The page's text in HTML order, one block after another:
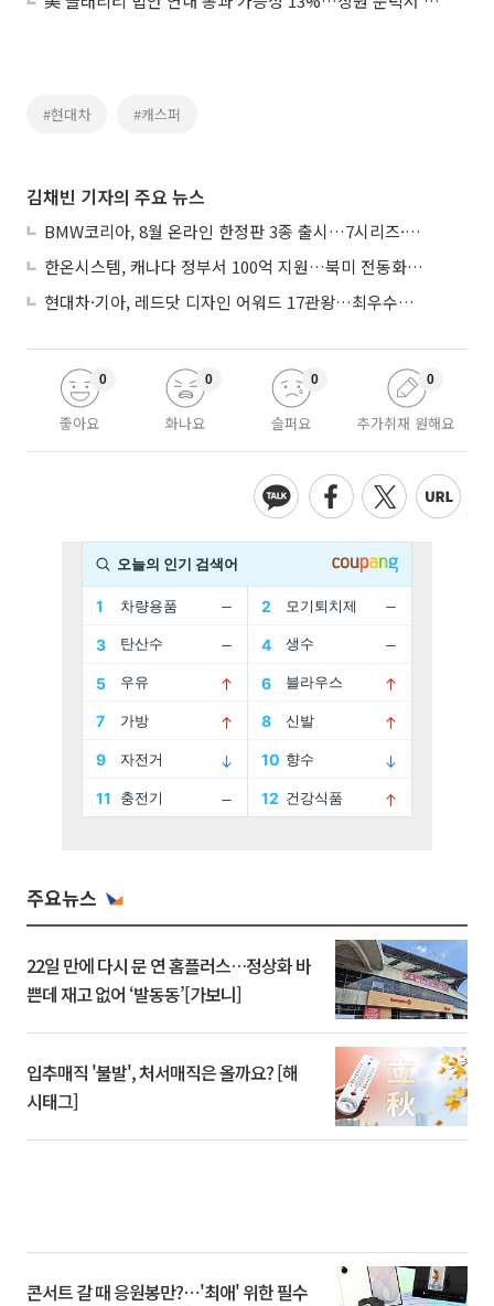
#현대차 #캐스퍼
김채빈 기자의 주요 뉴스
BMW코리아, 8월 온라인 한정판 3종 출시…7시리즈·X7·M340i 투어링
한온시스템, 캐나다 정부서 100억 지원…북미 전동화 시장 가속
현대차·기아, 레드닷 디자인 어워드 17관왕…최우수상 2개 수상
좋아요
0
화나요
0
슬퍼요
0
추가취재 원해요
0
주요뉴스
22일 만에 다시 문 연 홈플러스…정상화 바
쁜데 재고 없어 ‘발동동’[가보니]
입추매직 '불발', 처서매직은 올까요? [해
시태그]
콘서트 갈 때 응원봉만?⋯'최애' 위한 필수